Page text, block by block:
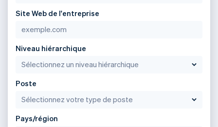
Site Web de l'entreprise
Niveau hiérarchique
Poste
Pays/région